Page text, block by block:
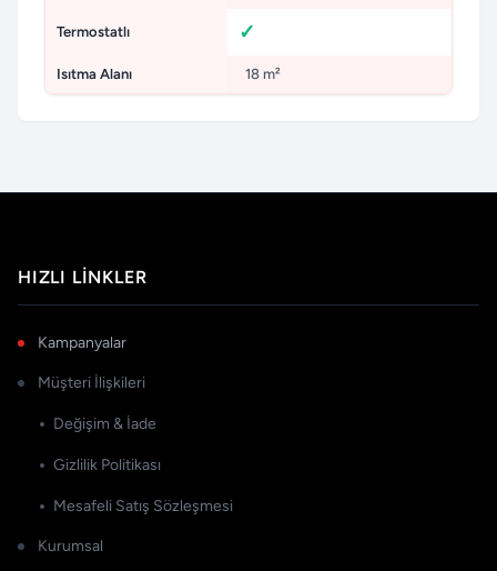
Termostatlı
Isıtma Alanı 18 m²
HIZLI LINKLER
Kampanyalar
Müşteri İlişkileri
Değişim & İade
Gizlilik Politikası
Mesafeli Satış Sözleşmesi
Kurumsal